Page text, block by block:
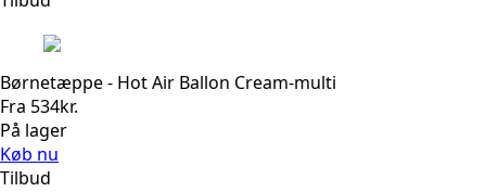
Børnetæppe - Hot Air Ballon Cream-multi
Fra 534kr.
På lager
Køb nu
Tilbud